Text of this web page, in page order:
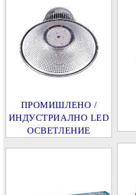
ПРОМИШЛЕНО /
ИНДУСТРИАЛНО LED
ОСВЕТЛЕНИЕ